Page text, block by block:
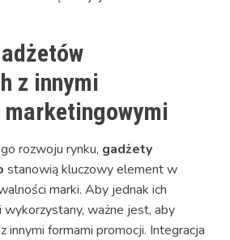
z innymi
rozwoju rynku, gadżety
stanowią kluczowy element w
marki. Aby jednak ich
wykorzystany, ważne jest, aby
innymi formami promocji. Integracja